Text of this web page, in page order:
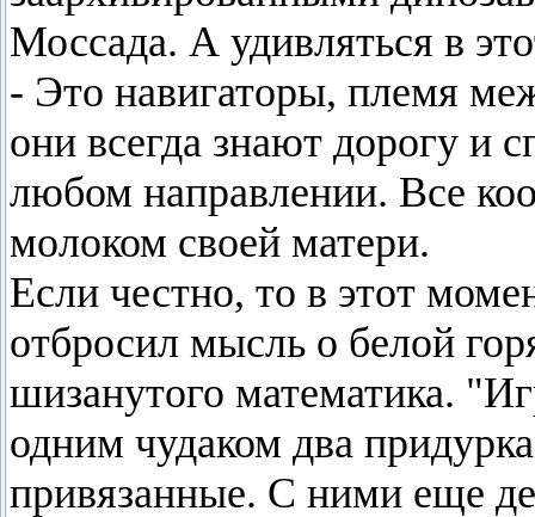
Моссада. А удивляться в
- Это навигаторы, племя
они всегда знают дорогу и
любом направлении. Все
молоком своей матери.
Если честно, то в этот
отбросил мысль о белой
шизанутого математика.
одним чудаком два
привязанные. С ними еще